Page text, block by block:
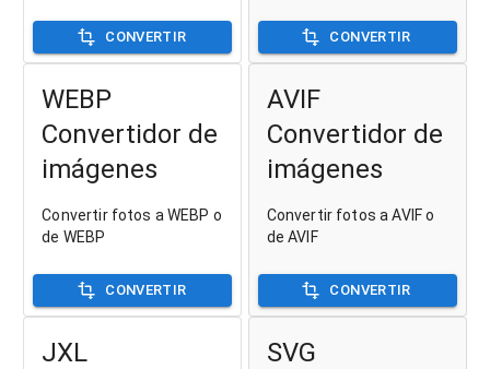
CONVERTIR CONVERTIR
WEBP
Convertidor de
imágenes
Convertir fotos a WEBP o
de WEBP
CONVERTIR
AVIF
Convertidor de
imágenes
Convertir fotos a AVIF o
de AVIF
CONVERTIR
JXL
SVG